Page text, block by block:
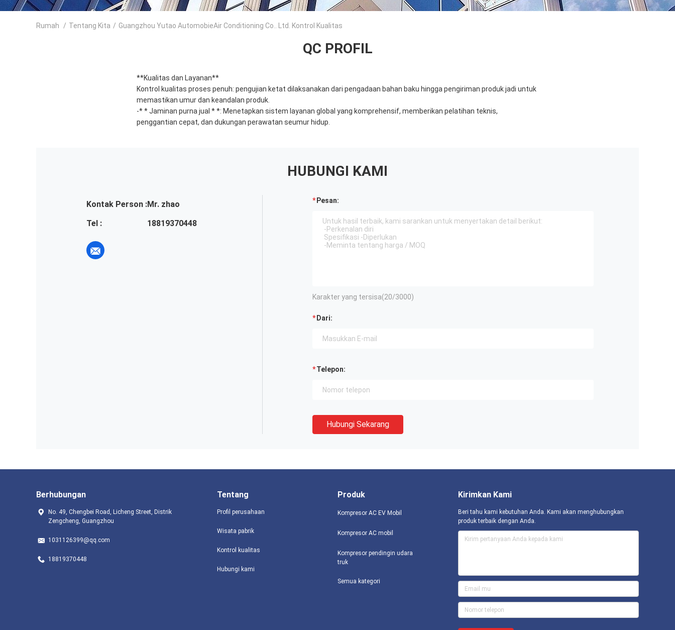
Rumah / Tentang Kita / Guangzhou Yutao AutomobieAir Conditioning Co.. Ltd. Kontrol Kualitas
QC PROFIL
**Kualitas dan Layanan**
Kontrol kualitas proses penuh: pengujian ketat dilaksanakan dari pengadaan bahan baku hingga pengiriman produk jadi untuk
memastikan umur dan keandalan produk.
-* * Jaminan purna jual * *: Menetapkan sistem layanan global yang komprehensif, memberikan pelatihan teknis,
penggantian cepat, dan dukungan perawatan seumur hidup.
HUBUNGI KAMI
Kontak Person :Mr. zhao
Tel :
18819370448
Pesan:
Karakter yang tersisa(20/3000)
Dari:
Telepon:
Hubungi Sekarang
Berhubungan
No. 49, Chengbei Road, Licheng Street, Distrik
Zengcheng, Guangzhou
1031126399@qq.com
18819370448
Tentang
Profil perusahaan
Wisata pabrik
Kontrol kualitas
Hubungi kami
Produk
Kompresor AC EV Mobil
Kompresor AC mobil
Kompresor pendingin udara
truk
Semua kategori
Kirimkan Kami
Beri tahu kami kebutuhan Anda. Kami akan menghubungkan
produk terbaik dengan Anda.